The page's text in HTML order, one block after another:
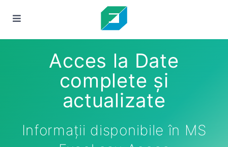
Acces la Date
complete și
actualizate
Informații disponibile în MS